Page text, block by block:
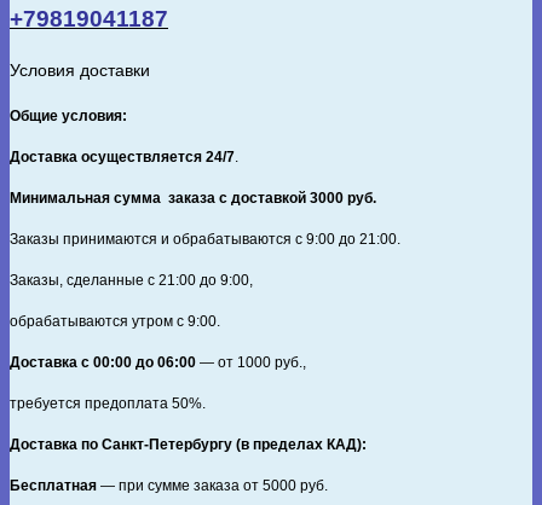
+79819041187
Условия доставки
Общие условия:
Доставка осуществляется 24/7.
Минимальная сумма заказа с доставкой 3000 руб.
Заказы принимаются и обрабатываются с 9:00 до 21:00.
Заказы, сделанные с 21:00 до 9:00,
обрабатываются утром с 9:00.
Доставка с 00:00 до 06:00 — от 1000 руб.,
требуется предоплата 50%.
Доставка по Санкт‑Петербургу (в пределах КАД):
Бесплатная — при сумме заказа от 5000 руб.